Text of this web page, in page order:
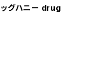
グハニー drug